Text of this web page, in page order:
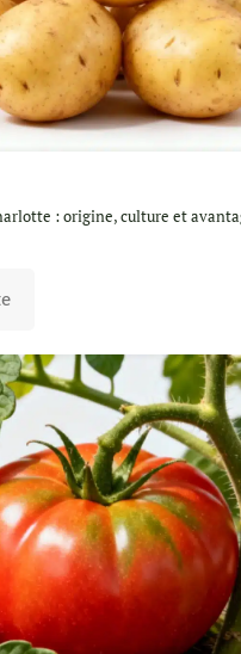
: origine, culture et